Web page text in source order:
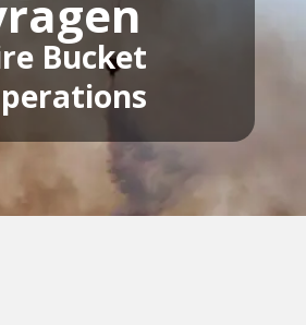
Bucket